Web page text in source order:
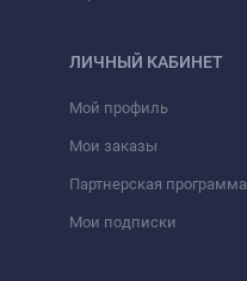
ЛИЧНЫЙ КАБИНЕТ
Мой профиль
Мои заказы
Партнерская программа
Мои подписки